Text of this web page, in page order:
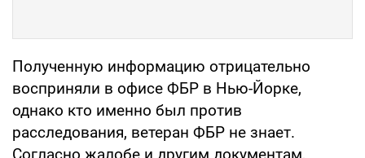
Полученную информацию отрицательно
восприняли в офисе ФБР в Нью-Йорке,
однако кто именно был против
расследования, ветеран ФБР не знает.
Согласно жалобе и другим документам,